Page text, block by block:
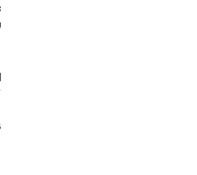
il proprio Provider o il
Clienti.
più versioni del CLS per un
recente accettata è quella valida
precedenti.
e Servizi copre: